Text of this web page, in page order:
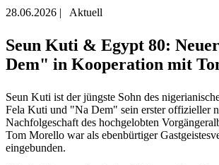
28.06.2026 | Aktuell
Seun Kuti & Egypt 80:
Dem" in Kooperation mit
Seun Kuti ist der jüngste Sohn des
Fela Kuti und "Na Dem" sein erster offizieller
Nachfolgeschaft des hochgelobten
Tom Morello war als ebenbürtiger
eingebunden.